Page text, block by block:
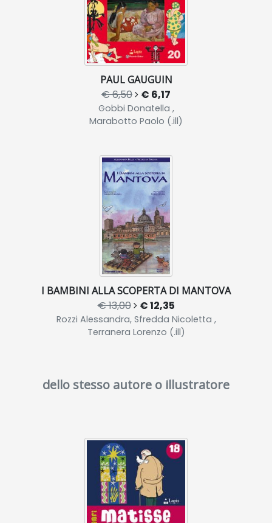
PAUL GAUGUIN
€ 6,50 € 6,17
Gobbi Donatella ,
Marabotto Paolo (.ill)
I BAMBINI ALLA SCOPERTA DI MANTOVA
€ 13,00 € 12,35
Rozzi Alessandra, Sfredda Nicoletta ,
Terranera Lorenzo (.ill)
dello stesso autore o illustratore